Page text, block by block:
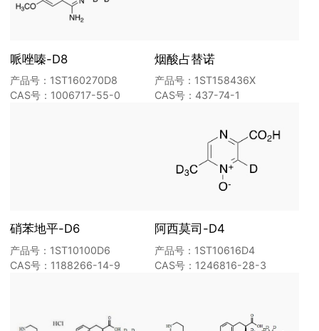
哌唑嗪-D8
产品号：1ST160270D8
CAS号：1006717-55-0
烟酸占替诺
产品号：1ST158436X
CAS号：437-74-1
硝苯地平-D6
产品号：1ST10100D6
CAS号：1188266-14-9
阿西莫司-D4
产品号：1ST10616D4
CAS号：1246816-28-3